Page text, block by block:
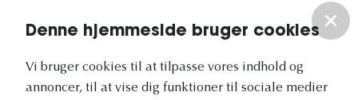
Denne hjemmeside bruger cookies
Vi bruger cookies til at tilpasse vores indhold og
annoncer, til at vise dig funktioner til sociale medier
Vores nyhedsbrev